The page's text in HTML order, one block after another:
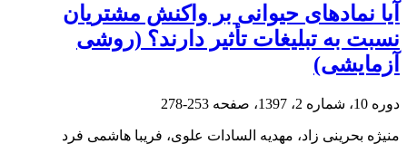
آیا نمادهای حیوانی بر واکنش مشتریان
نسبت به تبلیغات تأثیر دارند؟ (روشی
آزمایشی)
دوره 10، شماره 2، 1397، صفحه 253-278
منیژه بحرینی زاد، مهدیه السادات علوی، فریبا هاشمی فرد